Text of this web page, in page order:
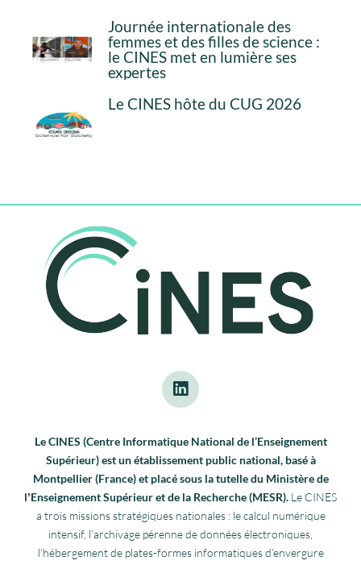
Journée internationale des
femmes et des filles de science :
le CINES met en lumière ses
expertes
Le CINES hôte du CUG 2026
Le CINES (Centre Informatique National de l’Enseignement
Supérieur) est un établissement public national, basé à
Montpellier (France) et placé sous la tutelle du Ministère de
lʼEnseignement Supérieur et de la Recherche (MESR). Le CINES
a trois missions stratégiques nationales : le calcul numérique
intensif, l’archivage pérenne de données électroniques,
l’hébergement de plates-formes informatiques d’envergure